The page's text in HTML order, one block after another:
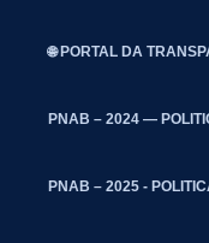
🌐 PORTAL DA
PNAB – 2024 —
PNAB – 2025 -